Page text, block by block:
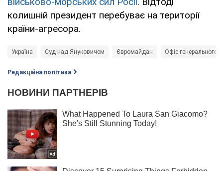
колишній президент перебуває на території
країни-агресора.
Україна Суд над Януковичем Євромайдан Офіс генерального
Редакційна політика